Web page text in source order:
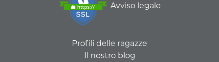
Avviso legale
Profili delle ragazze
Il nostro blog